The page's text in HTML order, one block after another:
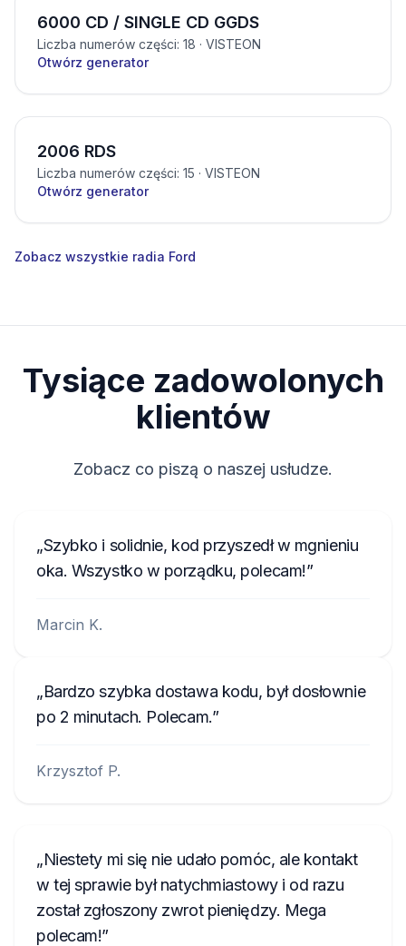
6000 CD / SINGLE CD GGDS
Liczba numerów części: 18 · VISTEON
Otwórz generator
2006 RDS
Liczba numerów części: 15 · VISTEON
Otwórz generator
Zobacz wszystkie radia Ford
Tysiące zadowolonych
klientów
Zobacz co piszą o naszej usłudze.
Szybko i solidnie, kod przyszedł w mgnieniu
oka. Wszystko w porządku, polecam!
Marcin K.
Bardzo szybka dostawa kodu, był dosłownie
po 2 minutach. Polecam.
Krzysztof P.
Niestety mi się nie udało pomóc, ale kontakt
w tej sprawie był natychmiastowy i od razu
został zgłoszony zwrot pieniędzy. Mega
polecam!